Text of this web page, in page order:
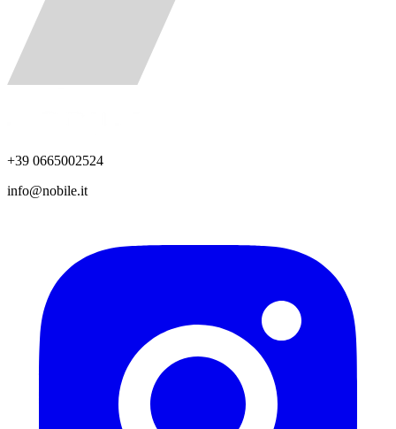
+39 0665002524
info@nobile.it